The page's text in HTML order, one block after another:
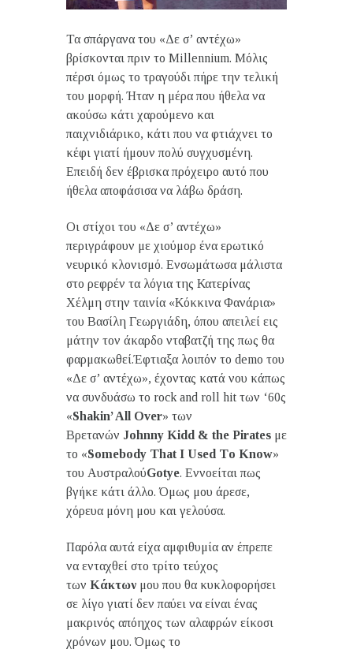
Τα σπάργανα του «Δε σ’ αντέχω»
βρίσκονται πριν το Millennium. Μόλις
πέρσι όμως το τραγούδι πήρε την τελική
του μορφή. Ήταν η μέρα που ήθελα να
ακούσω κάτι χαρούμενο και
παιχνιδιάρικο, κάτι που να φτιάχνει το
κέφι γιατί ήμουν πολύ συγχυσμένη.
Επειδή δεν έβρισκα πρόχειρο αυτό που
ήθελα αποφάσισα να λάβω δράση.
Οι στίχοι του «Δε σ’ αντέχω»
περιγράφουν με χιούμορ ένα ερωτικό
νευρικό κλονισμό. Ενσωμάτωσα μάλιστα
στο ρεφρέν τα λόγια της Κατερίνας
Χέλμη στην ταινία «Κόκκινα Φανάρια»
του Βασίλη Γεωργιάδη, όπου απειλεί εις
μάτην τον άκαρδο νταβατζή της πως θα
φαρμακωθεί.Έφτιαξα λοιπόν το demo του
«Δε σ’ αντέχω», έχοντας κατά νου κάπως
να συνδυάσω το rock and roll hit των ‘60ς
«Shakin’All Over» των
Βρετανών Johnny Kidd & the Pirates με
το «Somebody Τhat I Used Τo Know»
του ΑυστραλούGotye. Εννοείται πως
βγήκε κάτι άλλο. Όμως μου άρεσε,
χόρευα μόνη μου και γελούσα.
Παρόλα αυτά είχα αμφιθυμία αν έπρεπε
να ενταχθεί στο τρίτο τεύχος
των Κάκτων μου που θα κυκλοφορήσει
σε λίγο γιατί δεν παύει να είναι ένας
μακρινός απόηχος των αλαφρών είκοσι
χρόνων μου. Όμως το